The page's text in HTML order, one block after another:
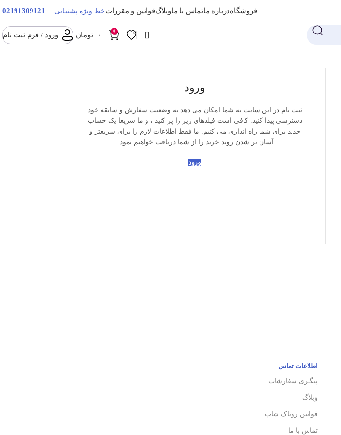
فروشگاهدرباره ماتماس با ماوبلاگقوانین و مقررات خط ویژه پشتیبانی 02191309121
0 ۰ تومان ورود / فرم ثبت نام
ورود
ثبت نام در این سایت به شما امکان می دهد به وضعیت سفارش و سابقه خود
دسترسی پیدا کنید. کافی است فیلدهای زیر را پر کنید ، و ما سریعا یک حساب
جدید برای شما راه اندازی می کنیم. ما فقط اطلاعات لازم را برای سریعتر و
آسان تر شدن روند خرید را از شما دریافت خواهیم نمود .
ورود
اطلاعات تماس
پیگیری سفارشات
وبلاگ
قوانین روناک شاپ
تماس با ما